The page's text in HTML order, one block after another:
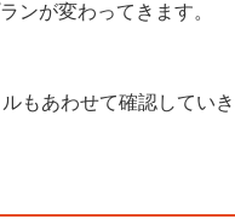
ンが変わってきます。
もあわせて確認していき